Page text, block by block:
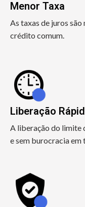
Menor Taxa
As taxas de juros são
crédito comum.
Liberação
A liberação do limite
e sem burocracia em